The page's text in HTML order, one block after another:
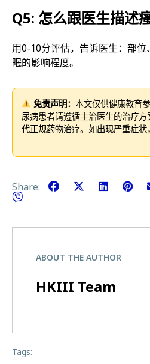
Q5: 怎么跟医生描述
用0-10分评估，告诉医生：部
眠的影响程度。
免责声明：本文仅供健康教育
尿病患者请遵循主治医生的治疗
代正规药物治疗。如出现严重症状
Share:
ABOUT THE AUTHOR
HKIII Team
Tags: